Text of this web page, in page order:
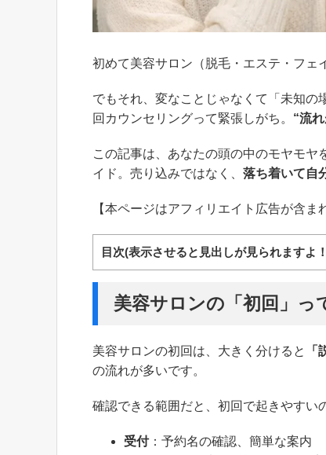
初めて美容サロン（脱毛・エステ・フェ
でもそれ、変なことじゃなくて「未知の
回カウンセリングって緊張しがち。 “流
この記事は、あなたの頭の中のモヤモ
イド。売り込みではなく、 落ち着いて自
【本ページはアフィリエイト広告が含ま
目次(表示させると見出しが見られますよ
美容サロンの「初回」っ
美容サロンの初回は、大きく分けると
の流れが多いです。
確認できる範囲だと、初回で起きやすい
受付：予約名の確認、簡単な案内